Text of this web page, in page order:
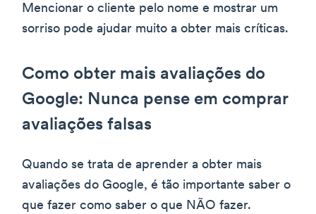
Mencionar o cliente pelo nome e mostrar um
sorriso pode ajudar muito a obter mais críticas.
Como obter mais avaliações do
Google: Nunca pense em comprar
avaliações falsas
Quando se trata de aprender a obter mais
avaliações do Google, é tão importante saber o
que fazer como saber o que NÃO fazer.